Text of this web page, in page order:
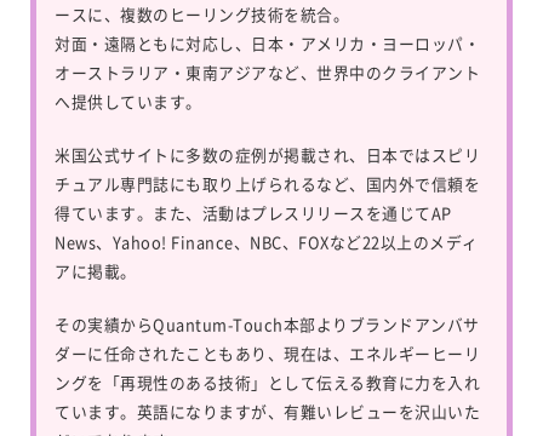
ースに、複数のヒーリング技術を統合。
対面・遠隔ともに対応し、日本・アメリカ・ヨーロッパ・
オーストラリア・東南アジアなど、世界中のクライアント
へ提供しています。
米国公式サイトに多数の症例が掲載され、日本ではスピリ
チュアル専門誌にも取り上げられるなど、国内外で信頼を
得ています。また、活動はプレスリリースを通じてAP
News、Yahoo! Finance、NBC、FOXなど22以上のメディ
アに掲載。
その実績からQuantum-Touch本部よりブランドアンバサ
ダーに任命されたこともあり、現在は、エネルギーヒーリ
ングを「再現性のある技術」として伝える教育に力を入れ
ています。英語になりますが、有難いレビューを沢山いた